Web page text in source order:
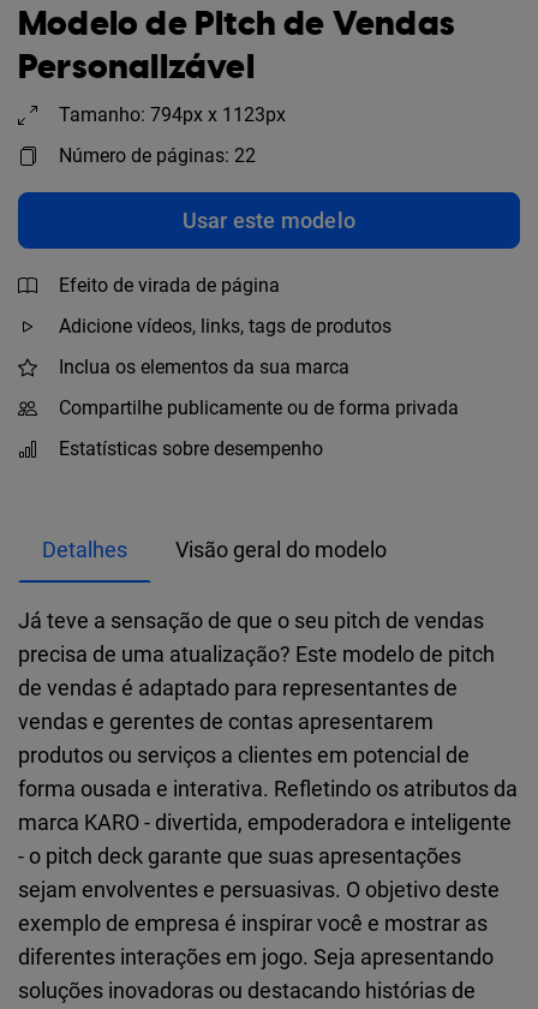
Modelo de Pitch de Vendas
Personalizável
Tamanho: 794px x 1123px
Número de páginas: 22
Usar este modelo
Efeito de virada de página
Adicione vídeos, links, tags de produtos
Inclua os elementos da sua marca
Compartilhe publicamente ou de forma privada
Estatísticas sobre desempenho
Detalhes Visão geral do modelo
Já teve a sensação de que o seu pitch de vendas
precisa de uma atualização? Este modelo de pitch
de vendas é adaptado para representantes de
vendas e gerentes de contas apresentarem
produtos ou serviços a clientes em potencial de
forma ousada e interativa. Refletindo os atributos da
marca KARO - divertida, empoderadora e inteligente
- o pitch deck garante que suas apresentações
sejam envolventes e persuasivas. O objetivo deste
exemplo de empresa é inspirar você e mostrar as
diferentes interações em jogo. Seja apresentando
soluções inovadoras ou destacando histórias de